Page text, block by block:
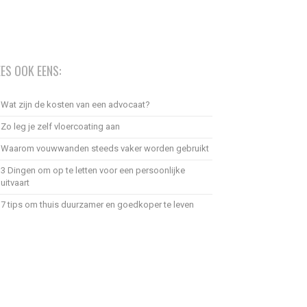
OOK EENS:
Wat zijn de kosten van een advocaat?
Zo leg je zelf vloercoating aan
Waarom vouwwanden steeds vaker worden gebruikt
3 Dingen om op te letten voor een persoonlijke
uitvaart
7 tips om thuis duurzamer en goedkoper te leven